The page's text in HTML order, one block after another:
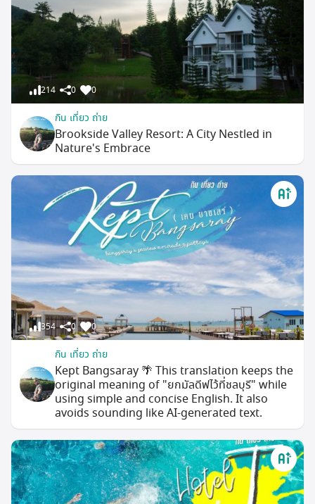
214 0 0
กิน เที่ยว ถ่าย
Brookside Valley Resort: A City Nestled in
Nature's Embrace
354 0 0
กิน เที่ยว ถ่าย
Kept Bangsaray 🌴 This translation keeps the
original meaning of "ยกมัลดีฟไว้ที่ชลบุรี" while
using simple and concise English. It also
avoids sounding like AI-generated text.